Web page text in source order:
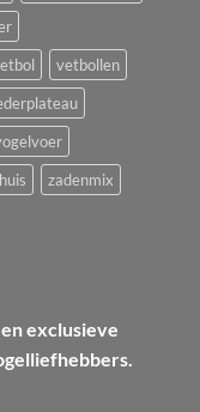
vetbollen
zadenmix
exclusieve